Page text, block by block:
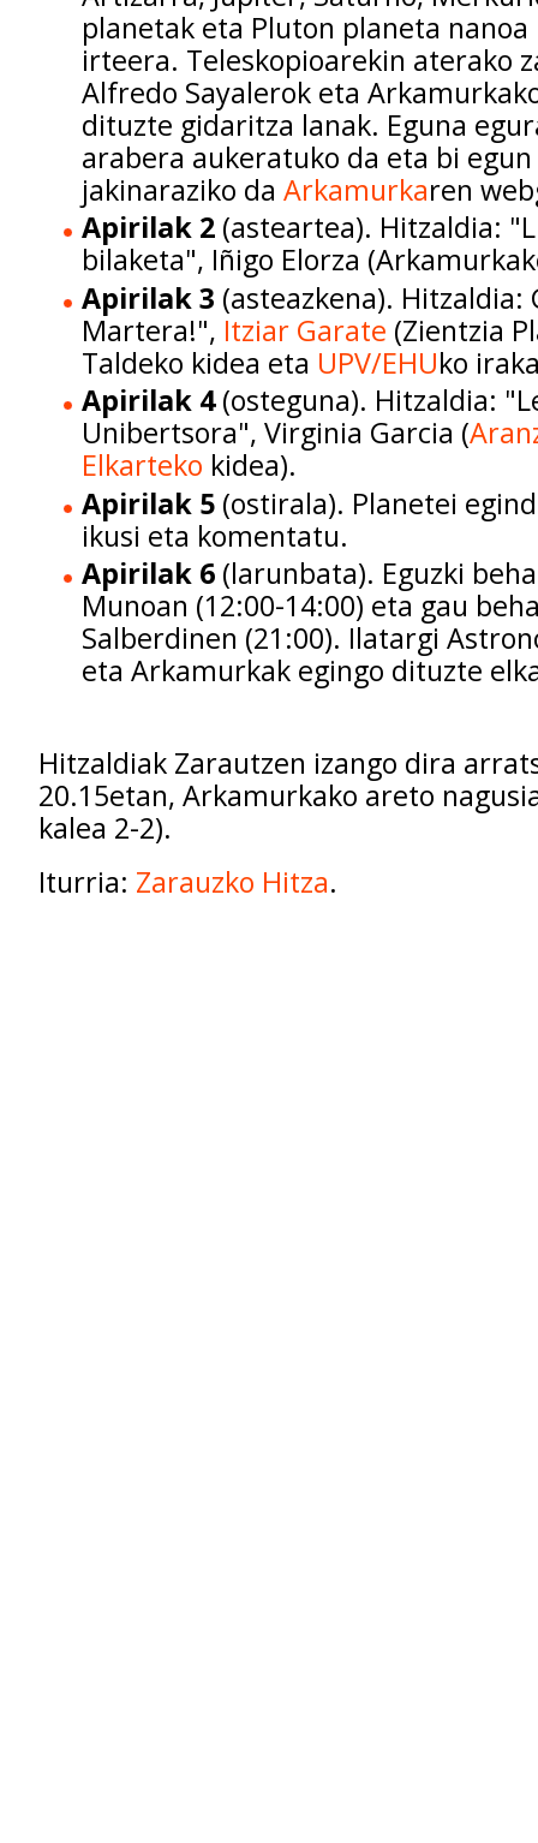
planetak eta Pluton planeta
irteera. Teleskopioarekin aterako
Alfredo Sayalerok eta
dituzte gidaritza lanak. Eguna
arabera aukeratuko da eta bi
jakinaraziko da Arkamurkaren
Apirilak 2 (asteartea). Hitzaldia:
bilaketa", Iñigo Elorza
Apirilak 3 (asteazkena). Hitzaldia:
Martera!", Itziar Garate (Zientzia
Taldeko kidea eta UPV/EHUko
Apirilak 4(osteguna). Hitzaldia:
Unibertsora", Virginia Garcia (
Elkarteko kidea).
Apirilak 5 (ostirala). Planetei
ikusi eta komentatu.
Apirilak 6 (larunbata). Eguzki
Munoan (12:00-14:00) eta gau
Salberdinen (21:00). Ilatargi
eta Arkamurkak egingo dituzte
Hitzaldiak Zarautzen izango dira
20.15etan, Arkamurkako areto
kalea 2-2).
Iturria: Zarauzko Hitza.